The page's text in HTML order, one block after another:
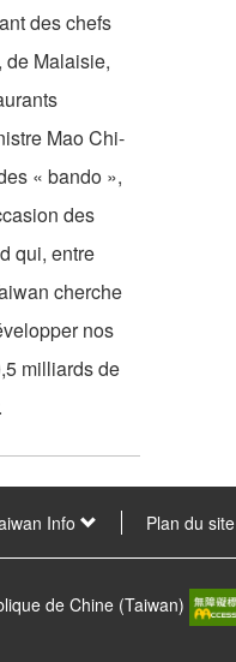
des chefs
de Malaisie,
Mao Chi-
« bando »,
des
qui, entre
cherche
nos
milliards de
Info Plan du site
de Chine (Taiwan)